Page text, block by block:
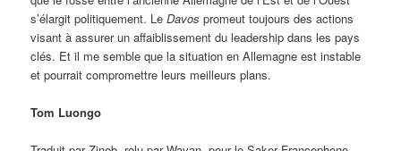
s’élargit politiquement. LeDavos promeut toujours des actions
visant à assurer un affaiblissement du leadership dans les pays
clés. Et il me semble que la situation en Allemagne est instable
et pourrait compromettre leurs meilleurs plans.
Tom Luongo